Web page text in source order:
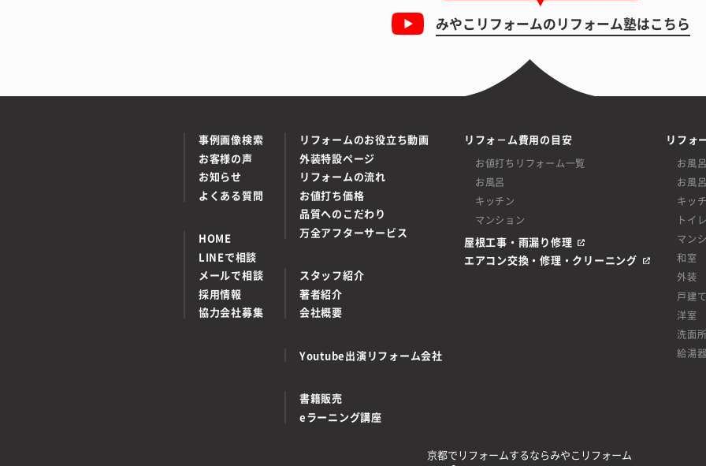
みやこリフォームのリフォーム塾はこちら
事例画像検索
お客様の声
お知らせ
よくある質問
HOME
LINEで相談
メールで相談
採用情報
協力会社募集
リフォームのお役立ち動画
外装特設ページ
リフォームの流れ
お値打ち価格
品質へのこだわり
万全アフターサービス
スタッフ紹介
著者紹介
会社概要
Youtube出演リフォーム会社
書籍販売
eラーニング講座
リフォ－ム費用の目安
お値打ちリフォーム一覧
お風呂
キッチン
マンション
屋根工事・雨漏り修理
エアコン交換・修理・クリーニング
リフォ
お風
お風
キッ
トイ
マン
和室
外装
戸建
洋室
洗面
給湯
京都でリフォームするならみやこリフォーム